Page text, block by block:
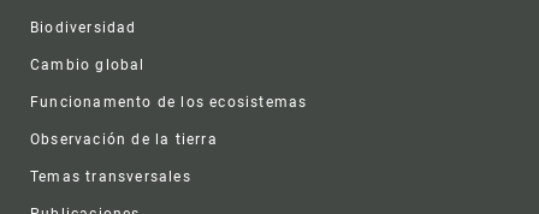
Biodiversidad
Cambio global
Funcionamento de los ecosistemas
Observación de la tierra
Temas transversales